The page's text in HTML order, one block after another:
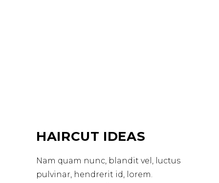
HAIRCUT IDEAS
Nam quam nunc, blandit vel, luctus
pulvinar, hendrerit id, lorem.